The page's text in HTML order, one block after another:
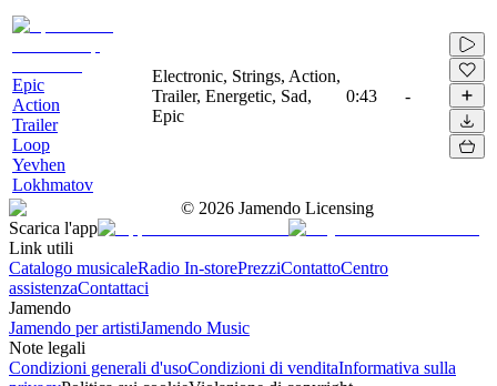
Epic
Action
Trailer
Loop
Yevhen
Lokhmatov
Electronic, Strings, Action,
Trailer, Energetic, Sad,
Epic
0:43 -
© 2026 Jamendo Licensing
Scarica l'app
Link utili
Catalogo musicaleRadio In-storePrezziContattoCentro
assistenzaContattaci
Jamendo
Jamendo per artistiJamendo Music
Note legali
Condizioni generali d'usoCondizioni di venditaInformativa sulla